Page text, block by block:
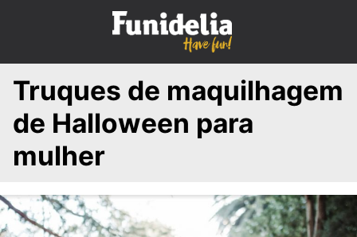
p
e
n
Truques de maquilhagem
de Halloween para
mulher